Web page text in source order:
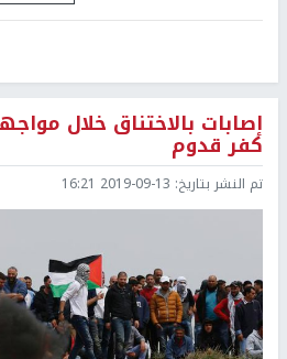
إصابات بالاختناق خلال
كفر قدوم
تم النشر بتاريخ: 2019-09-13 16:21